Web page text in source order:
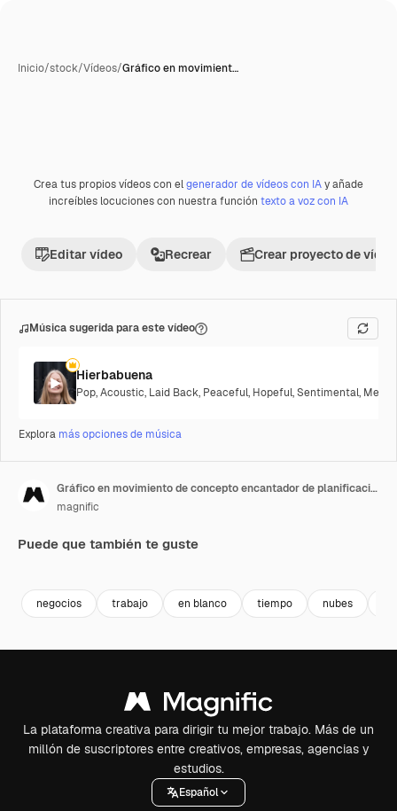
Inicio/stock/Vídeos/Gráfico en movimient…
Crea tus propios vídeos con elgenerador de vídeos con IAy añade
increíbles locuciones con nuestra función texto a voz con IA
Editar vídeo Recrear Crear proyecto de vídeo
Música sugerida para este vídeo
Hierbabuena
Pop,Acoustic, Laid Back, Peaceful, Hopeful,Sentimental,
Explora más opciones de música
Gráfico en movimiento de concepto encantador de planificación de horarios dibujado a mano
magnific
Puede que también te guste
negocios trabajo en blanco tiempo nubes
La plataforma creativa para dirigir tu mejor trabajo. Más de un
millón de suscriptores entre creativos, empresas, agencias y
estudios.
Español